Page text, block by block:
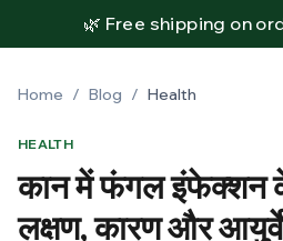
🌿 Free shipping on
Home / Blog / Health
HEALTH
कान में फंगल इंफेक्शन
लक्षण, कारण और